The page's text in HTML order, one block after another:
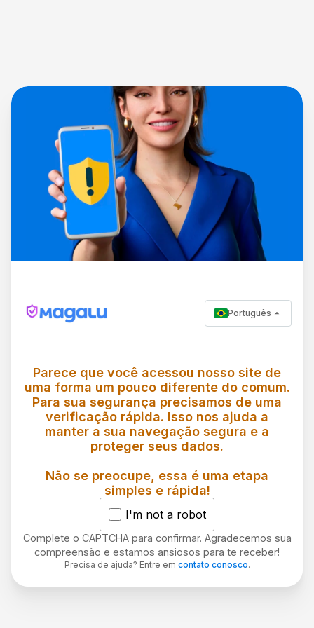
Português
Parece que você acessou nosso site de
uma forma um pouco diferente do comum.
Para sua segurança precisamos de uma
verificação rápida. Isso nos ajuda a
manter a sua navegação segura e a
proteger seus dados.
Não se preocupe, essa é uma etapa
simples e rápida!
I'm not a robot
Complete o CAPTCHA para confirmar. Agradecemos sua
compreensão e estamos ansiosos para te receber!
Precisa de ajuda? Entre em contato conosco.